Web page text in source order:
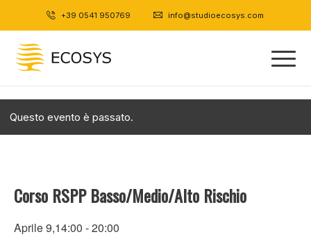
+39 0541 950769 info@studioecosys.com
Questo evento è passato.
Corso RSPP Basso/Medio/Alto Rischio
Aprile 9,14:00 -20:00